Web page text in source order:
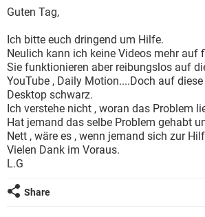
WHATSAPP
WINDOWS 10
WHATSAPP
FACEBOOK
SPIELE
WINDOWS 10
WHATSAPP TIKTOK
FACEBOOK
Guten Tag,
Ich bitte euch dringend um Hilfe.
Neulich kann ich keine Videos mehr auf
Sie funktionieren aber reibungslos auf
YouTube , Daily Motion....Doch auf
Desktop schwarz.
Ich verstehe nicht , woran das Problem
Hat jemand das selbe Problem gehabt
Nett , wäre es , wenn jemand sich zur
Vielen Dank im Voraus.
L.G
Share